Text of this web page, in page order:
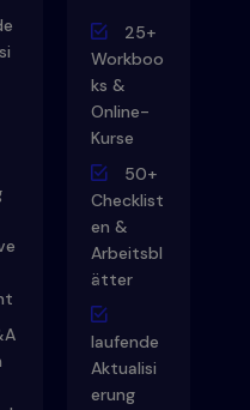
25+
Workboo
ks &
Online-
Kurse
50+
Checklist
en &
Arbeitsbl
ätter
laufende
Aktualisi
erung